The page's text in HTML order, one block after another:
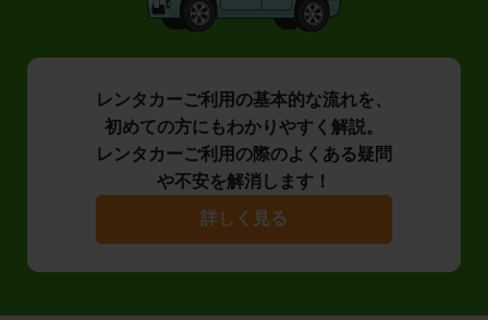
レンタカーご利用の基本的な流れを、
初めての方にもわかりやすく解説。
レンタカーご利用の際のよくある疑問
や不安を解消します！
詳しく見る